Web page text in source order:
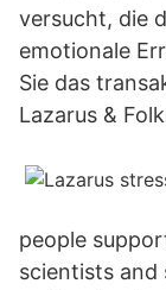
versucht, die
emotionale
Sie das
Lazarus &
people
scientists and